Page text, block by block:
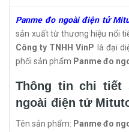
Panme đo ngoài điện tử
sản xuất từ thương hiệu nổi
Công ty TNHH VinP là đại
phối sản phẩm Panme đo
Thông tin chi tiết
ngoài điện tử
Tên sản phẩm: Panme đo